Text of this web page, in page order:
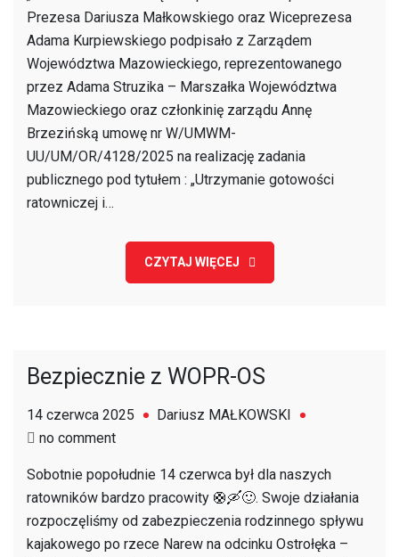
Prezesa Dariusza Małkowskiego oraz Wiceprezesa
Adama Kurpiewskiego podpisało z Zarządem
Województwa Mazowieckiego, reprezentowanego
przez Adama Struzika – Marszałka Województwa
Mazowieckiego oraz członkinię zarządu Annę
Brzezińską umowę nr W/UMWM-
UU/UM/OR/4128/2025 na realizację zadania
publicznego pod tytułem : „Utrzymanie gotowości
ratowniczej i…
CZYTAJ WIĘCEJ
Bezpiecznie z WOPR-OS
14 czerwca 2025
Dariusz MAŁKOWSKI
no commenton
z
WOPR-
OS
Sobotnie popołudnie 14 czerwca był dla naszych
ratowników bardzo pracowity 🛟🛶🙂. Swoje działania
rozpoczęliśmy od zabezpieczenia rodzinnego spływu
kajakowego po rzece Narew na odcinku Ostrołęka –